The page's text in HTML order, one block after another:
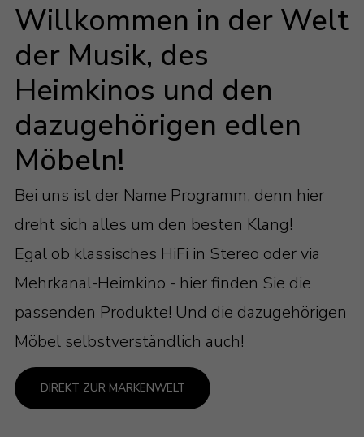
Willkommen in der Welt
der Musik, des
Heimkinos und den
dazugehörigen edlen
Möbeln!
Bei uns ist der Name Programm, denn hier
dreht sich alles um den besten Klang!
Egal ob klassisches HiFi in Stereo oder via
Mehrkanal-Heimkino - hier finden Sie die
passenden Produkte! Und die dazugehörigen
Möbel selbstverständlich auch!
DIREKT ZUR MARKENWELT